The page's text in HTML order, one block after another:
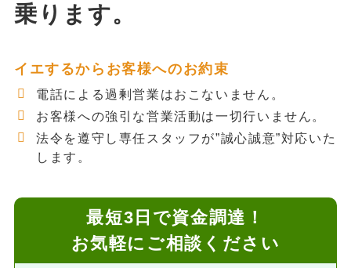
乗ります。
イエするからお客様へのお約束
電話による過剰営業はおこないません。
お客様への強引な営業活動は一切行いません。
法令を遵守し専任スタッフが”誠心誠意”対応いた
します。
最短3日で資金調達！
お気軽にご相談ください